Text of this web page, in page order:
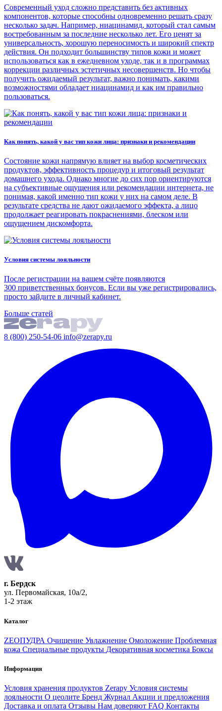
Современный уход сложно представить без активных
компонентов, которые способны одновременно решать сразу
несколько задач. Например, ниацинамид, который стал самым
востребованным за последние несколько лет. Его ценят за
универсальность, хорошую переносимость и широкий спектр
действия. Он подходит большинству типов кожи и может
использоваться как в ежедневном уходе, так и в программах
коррекции различных эстетичных несовершенств. Но чтобы
получить ожидаемый результат, важно понимать, какими
возможностями обладает ниацинамид и как им правильно
пользоваться.
Как понять, какой у вас тип кожи лица: признаки и рекомендации
Состояние кожи напрямую влияет на выбор косметических
продуктов, эффективность процедур и итоговый результат
домашнего ухода. Однако многие до сих пор ориентируются
на субъективные ощущения или рекомендации интернета, не
понимая, какой именно тип кожи у них на самом деле. В
результате средства не дают ожидаемого эффекта, а лицо
продолжает реагировать покраснениями, блеском или
ощущением дискомфорта.
Условия системы лояльности
После регистрации на вашем счёте появляются
300 приветственных бонусов. Если вы уже регистрировались,
просто зайдите в личный кабинет.
Больше статей
8 (800) 250-54-06 info@zerapy.ru
г. Бердск
ул. Первомайская, 10а/2,
1-2 этаж
Каталог
ZEOПУДРА Очищение Увлажнение Омоложение Проблемная
кожа Специальные продукты Декоративная косметика Боксы
Информация
Условия хранения продуктов Zerapy Условия системы
лояльности О цеолите Бренд Журнал Акции и предложения
Доставка и оплата Отзывы Нам доверяют FAQ Контакты